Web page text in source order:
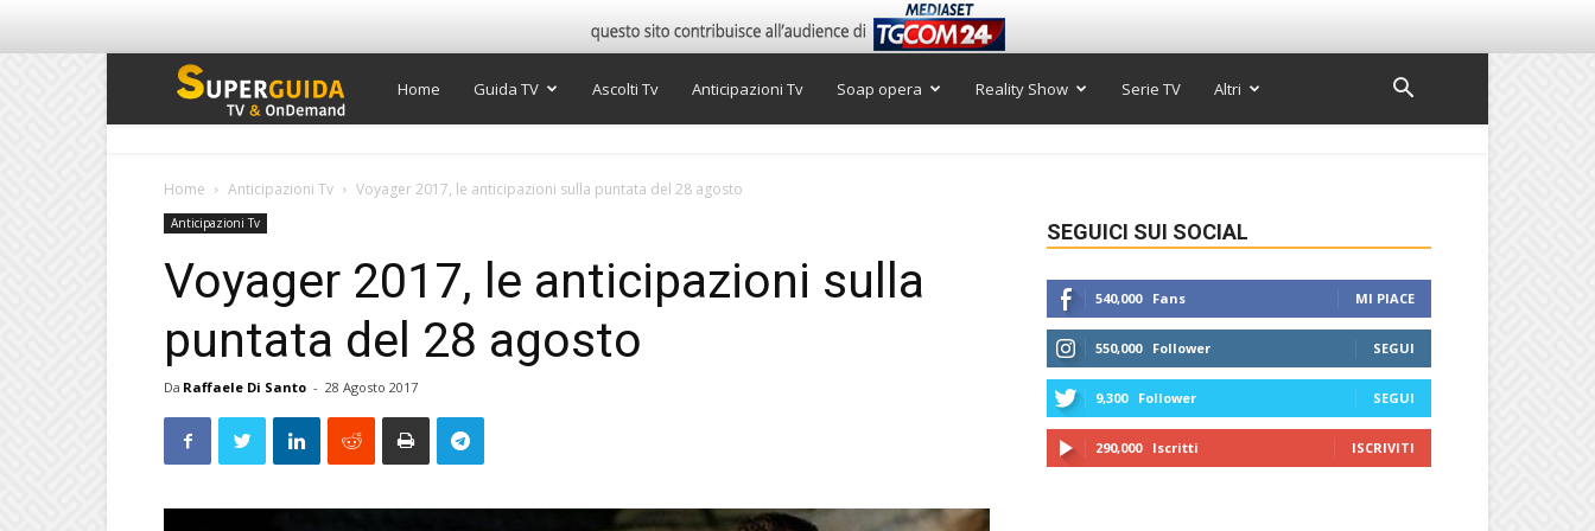
Super
Home Guida TV Ascolti Tv Anticipazioni Tv Soap opera Reality Show Serie TV Altri
Home Anticipazioni Tv Voyager 2017, le anticipazioni sulla puntata del 28 agosto
Anticipazioni Tv
Voyager 2017, le anticipazioni sulla
puntata del 28 agosto
Da Raffaele Di Santo - 28 Agosto 2017
SEGUICI SUI SOCIAL
540,000 Fans MI PIACE
550,000 Follower SEGUI
9,300 Follower SEGUI
290,000 Iscritti ISCRIVITI